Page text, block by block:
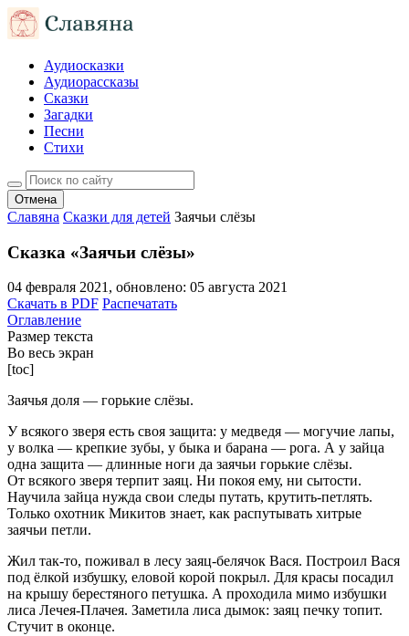
Аудиосказки
Аудиорассказы
Сказки
Загадки
Песни
Стихи
Отмена
Славяна Сказки для детей Заячьи слёзы
Сказка «Заячьи слёзы»
04 февраля 2021, обновлено: 05 августа 2021
Скачать в PDF Распечатать
Оглавление
Размер текста
Во весь экран
[toc]
Заячья доля — горькие слёзы.
У всякого зверя есть своя защита: у медведя — могучие лапы,
у волка — крепкие зубы, у быка и барана — рога. А у зайца
одна защита — длинные ноги да заячьи горькие слёзы.
От всякого зверя терпит заяц. Ни покоя ему, ни сытости.
Научила зайца нужда свои следы путать, крутить-петлять.
Только охотник Микитов знает, как распутывать хитрые
заячьи петли.
Жил так-то, поживал в лесу заяц-белячок Вася. Построил Вася
под ёлкой избушку, еловой корой покрыл. Для красы посадил
на крышу берестяного петушка. А проходила мимо избушки
лиса Лечея-Плачея. Заметила лиса дымок: заяц печку топит.
Стучит в оконце.